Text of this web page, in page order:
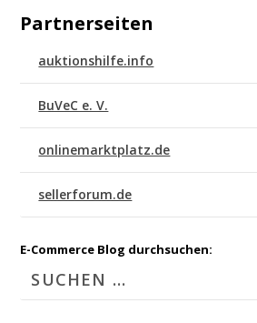
Partnerseiten
auktionshilfe.info
BuVeC e. V.
onlinemarktplatz.de
sellerforum.de
E-Commerce Blog durchsuchen: